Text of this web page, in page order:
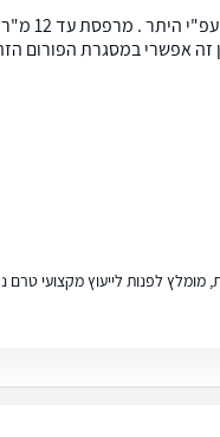
אם מדובר
זה אפשרי במסגרת הפורום
מומלץ לפנות לייעוץ מקצועי